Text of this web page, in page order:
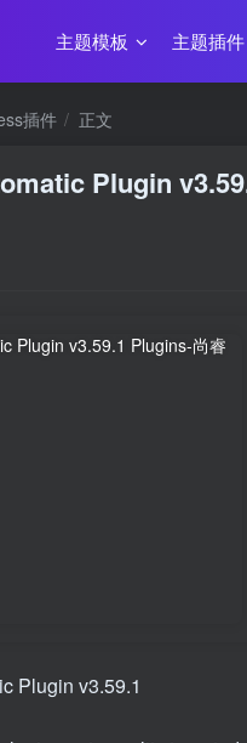
主题模板 主题插件
插件 正文
Plugin